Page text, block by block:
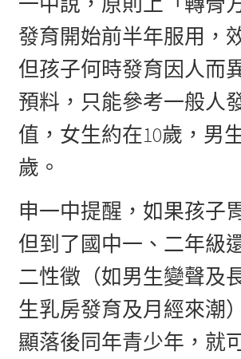
發育開始前半年服用，
但孩子何時發育因人而
預料，只能參考一般人
值，女生約在10歲，男
歲。
申一中提醒，如果孩子
但到了國中一、二年級
二性徵（如男生變聲及
生乳房發育及月經來潮
顯落後同年青少年，就